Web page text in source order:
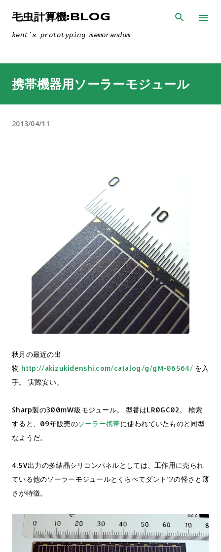
スキップしてメイン コンテンツに移動
毛虫計算機:BLOG
kent`s prototyping memorandum
携帯機器用ソーラーモジュール
2013/04/11
秋月の最近の出
物 http://akizukidenshi.com/catalog/g/gM-06564/を入
手。 実際安い。
Sharp製の300mW級モジュール。 型番はLR0GC02。 検索
すると、09年販売のソーラー携帯に使われていたものと同型
なようだ。
4.5V出力の多結晶シリコンパネルとしては、工作用に売られ
ている他のソーラーモジュールとくらべてダントツの軽さと薄
さが特徴。